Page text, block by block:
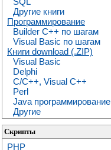
Другие книги
Программирование
Builder C++ по шагам
Visual Basic по шагам
Книги download (.ZIP)
Visual Basic
Delphi
C/C++, Visual C++
Perl
Java программирование
Другие
Скрипты
PHP